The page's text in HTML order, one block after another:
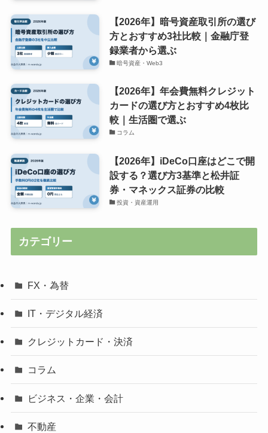
【2026年】暗号資産取引所の選び
方とおすすめ3社比較｜金融庁登
録業者から選ぶ
暗号資産・Web3
【2026年】年会費無料クレジット
カードの選び方とおすすめ4枚比
較｜生活圏で選ぶ
コラム
【2026年】iDeCo口座はどこで開
設する？選び方3基準と松井証
券・マネックス証券の比較
投資・資産運用
カテゴリー
FX・為替
IT・デジタル経済
クレジットカード・決済
コラム
ビジネス・企業・会計
不動産